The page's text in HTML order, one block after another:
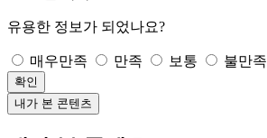
유용한 정보가 되었나요?
매우만족 만족 보통 불만족
확인
내가 본 콘텐츠